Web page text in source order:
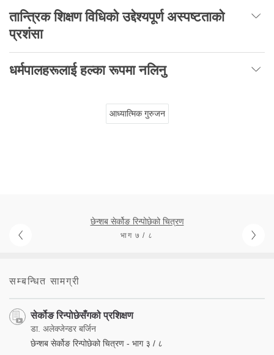
तान्त्रिक शिक्षण विधिको उद्देश्यपूर्ण अस्पष्टताको
प्रशंसा
धर्मपालहरूलाई हल्का रूपमा नलिनु
आध्यात्मिक गुरुजन
छेन्शब सेर्कोङ रिन्पोछेको चित्रण
भाग ७ / ८
सम्बन्धित सामग्री
सेर्कोङ रिन्पोछेसँगको प्रशिक्षण
डा. अलेक्जेन्डर बर्जिन
छेन्शब सेर्कोङ रिन्पोछेको चित्रण - भाग ३ / ८